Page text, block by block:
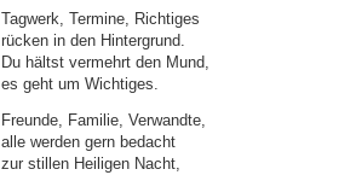
Tagwerk, Termine, Richtiges
rücken in den Hintergrund.
Du hältst vermehrt den Mund,
es geht um Wichtiges.
Freunde, Familie, Verwandte,
alle werden gern bedacht
zur stillen Heiligen Nacht,